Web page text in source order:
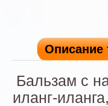
Описание
Бальзам с
иланг-